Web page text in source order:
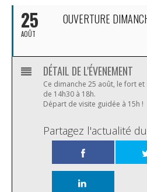
25
AOÛT
OUVERTURE
DÉTAIL DE L'ÉVENEMENT
Ce dimanche 25 août, le fort
de 14h30 à 18h.
Départ de visite guidée à 15h !
Partagez l'actualité